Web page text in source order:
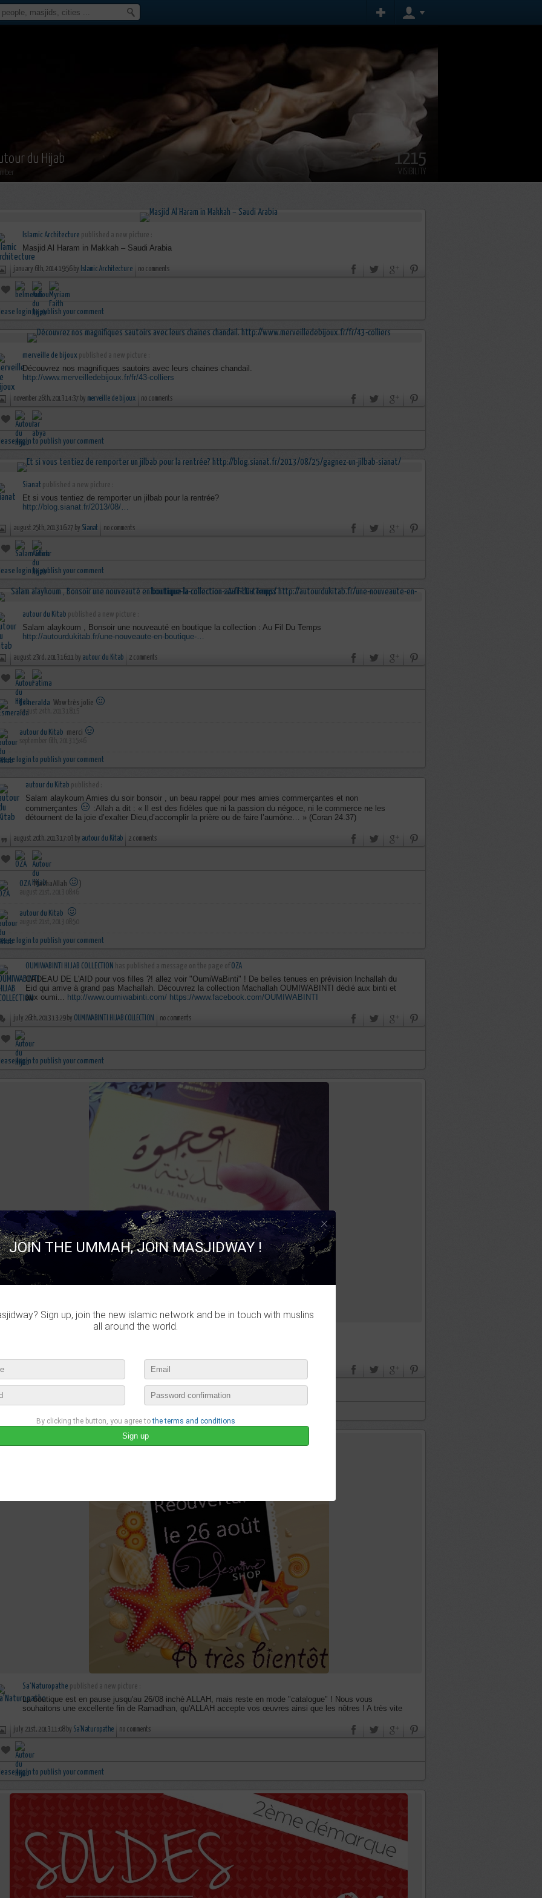
1215
VISIBILITY
du Hijab
Islamic Architecture published a new picture :
Masjid Al Haram in Makkah – Saudi Arabia
january 6th, 2014 19:56 by Islamic Architecture no comments
login to publish your comment
merveille de bijoux published a new picture :
Découvrez nos magnifiques sautoirs avec leurs chaines chandail.
http://www.merveilledebijoux.fr/fr/43-colliers
november 26th, 2013 14:37 by merveille de bijoux no comments
login to publish your comment
Sianat published a new picture :
Et si vous tentiez de remporter un jilbab pour la rentrée?
http://blog.sianat.fr/2013/08/…
august 25th, 2013 16:27 by Sianat no comments
login to publish your comment
autour du Kitab published a new picture :
Salam alaykoum , Bonsoir une nouveauté en boutique la collection : Au Fil Du Temps
http://autourdukitab.fr/une-nouveaute-en-boutique-…
august 23rd, 2013 16:11 by autour du Kitab 2 comments
Esmeralda Wow très jolie
august 24th, 2013 18:15
autour du Kitab merci
login to publish your comment
autour du Kitab published :
Salam alaykoum Amies du soir bonsoir , un beau rappel pour mes amies commerçantes et non
commerçantes
:Allah a dit : « Il est des fidèles que ni la passion du négoce, ni le commerce ne les
détournent de la joie d’exalter Dieu,d’accomplir la prière ou de faire l’aumône… » (Coran 24.37)
august 20th, 2013 17:03 by autour du Kitab 2 comments
OZA MachaAllah )
autour du Kitab
login to publish your comment
OUMIWABINTI HIJAB COLLECTION has published a message on the page of OZA
CADEAU DE L'AID pour vos filles ?! allez voir "OumiWaBinti" ! De belles tenues en prévision Inchallah du
Eid qui arrive à grand pas Machallah. Découvrez la collection Machallah OUMIWABINTI dédié aux binti et
aux oumi... http://www.oumiwabinti.com/ https://www.facebook.com/OUMIWABINTI
july 26th, 2013 13:29 by OUMIWABINTI HIJAB COLLECTION no comments
login to publish your comment
Sa'Naturopathe published a new picture :
La boutique est en pause jusqu'au 26/08 inchè ALLAH, mais reste en mode "catalogue" ! Nous vous
souhaitons une excellente fin de Ramadhan, qu'ALLAH accepte vos œuvres ainsi que les nôtres ! A très vite
july 21st, 2013 11:08 by Sa'Naturopathe no comments
login to publish your comment
×
JOIN THE UMMAH, JOIN MASJIDWAY !
Sign up, join the new islamic network and be in touch with muslins
all around the world.
By clicking the button, you agree tothe terms and conditions